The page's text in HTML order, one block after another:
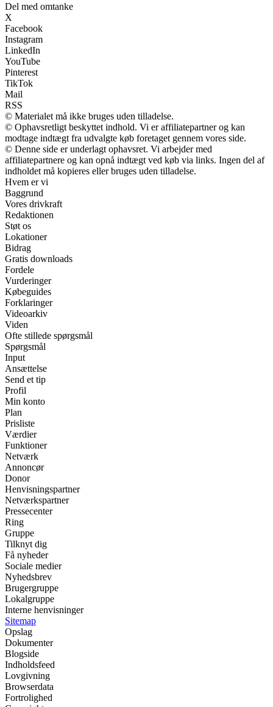
Del med omtanke
X
Facebook
Instagram
LinkedIn
YouTube
Pinterest
TikTok
Mail
RSS
© Materialet må ikke bruges uden tilladelse.
© Ophavsretligt beskyttet indhold. Vi er affiliatepartner og kan
modtage indtægt fra udvalgte køb foretaget gennem vores side.
© Denne side er underlagt ophavsret. Vi arbejder med
affiliatepartnere og kan opnå indtægt ved køb via links. Ingen del af
indholdet må kopieres eller bruges uden tilladelse.
Hvem er vi
Baggrund
Vores drivkraft
Redaktionen
Støt os
Lokationer
Bidrag
Gratis downloads
Fordele
Vurderinger
Købeguides
Forklaringer
Videoarkiv
Viden
Ofte stillede spørgsmål
Spørgsmål
Input
Ansættelse
Send et tip
Profil
Min konto
Plan
Prisliste
Værdier
Funktioner
Netværk
Annoncør
Donor
Henvisningspartner
Netværkspartner
Pressecenter
Ring
Gruppe
Tilknyt dig
Få nyheder
Sociale medier
Nyhedsbrev
Brugergruppe
Lokalgruppe
Interne henvisninger
Sitemap
Opslag
Dokumenter
Blogside
Indholdsfeed
Lovgivning
Browserdata
Fortrolighed